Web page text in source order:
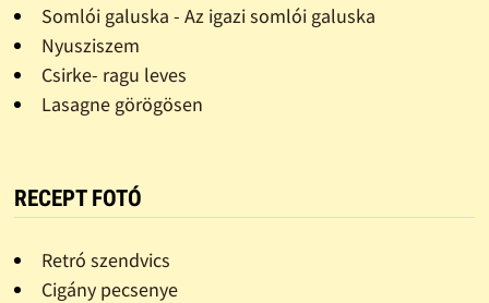
Somlói galuska - Az igazi somlói galuska
Nyusziszem
Csirke- ragu leves
Lasagne görögösen
RECEPT FOTÓ
Retró szendvics
Cigány pecsenye